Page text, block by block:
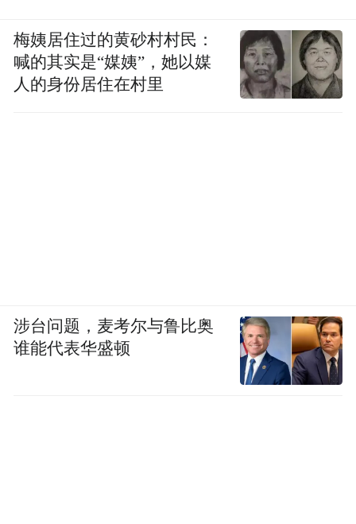
梅姨居住过的黄砂村村民：
喊的其实是“媒姨”，她以媒
人的身份居住在村里
涉台问题，麦考尔与鲁比奥
谁能代表华盛顿